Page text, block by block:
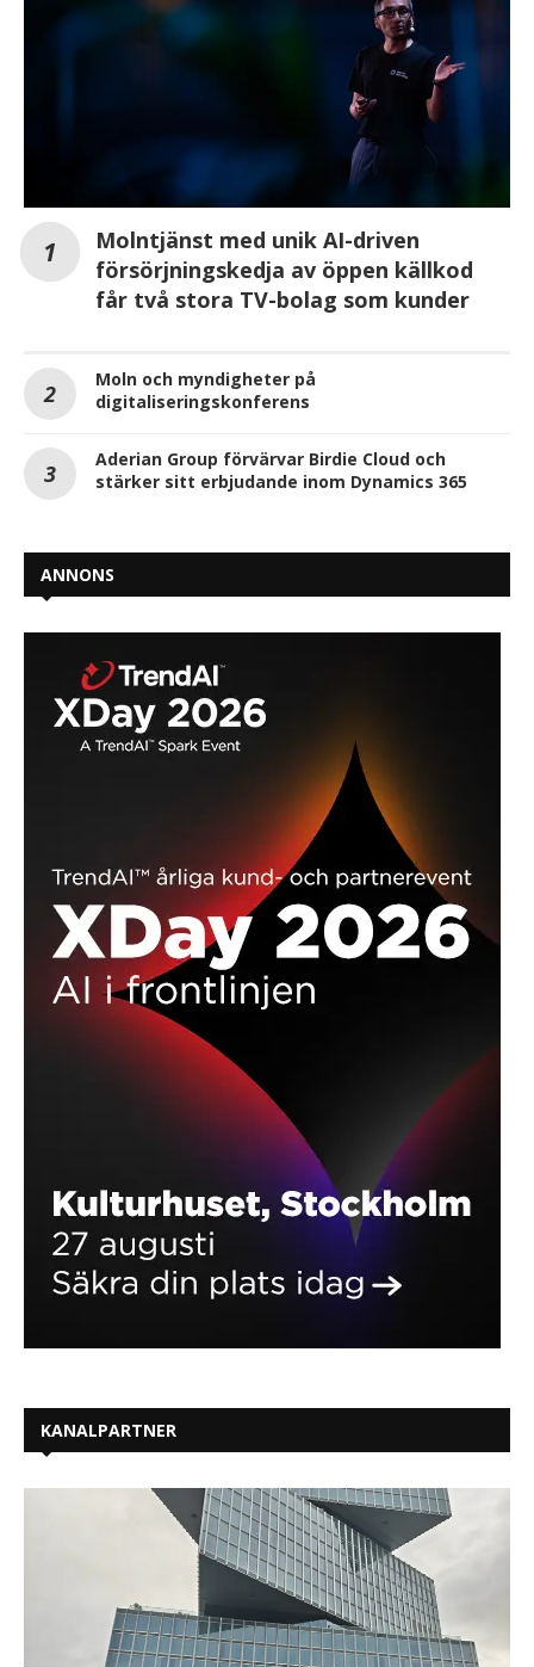
Molntjänst med unik AI-driven
försörjningskedja av öppen källkod
får två stora TV-bolag som kunder
Moln och myndigheter på
digitaliseringskonferens
Aderian Group förvärvar Birdie Cloud och
stärker sitt erbjudande inom Dynamics 365
ANNONS
KANALPARTNER